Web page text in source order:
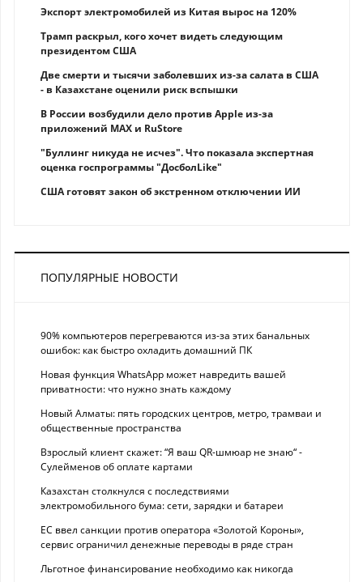
Экспорт электромобилей из Китая вырос на 120%
Трамп раскрыл, кого хочет видеть следующим
президентом США
Две смерти и тысячи заболевших из-за салата в США
- в Казахстане оценили риск вспышки
В России возбудили дело против Apple из-за
приложений MAX и RuStore
"Буллинг никуда не исчез". Что показала экспертная
оценка госпрограммы "ДосболLike"
США готовят закон об экстренном отключении ИИ
ПОПУЛЯРНЫЕ НОВОСТИ
90% компьютеров перегреваются из-за этих банальных
ошибок: как быстро охладить домашний ПК
Новая функция WhatsApp может навредить вашей
приватности: что нужно знать каждому
Новый Алматы: пять городских центров, метро, трамваи и
общественные пространства
Взрослый клиент скажет: “Я ваш QR-шмюар не знаю“ -
Сулейменов об оплате картами
Казахстан столкнулся с последствиями
электромобильного бума: сети, зарядки и батареи
ЕС ввел санкции против оператора «Золотой Короны»,
сервис ограничил денежные переводы в ряде стран
Льготное финансирование необходимо как никогда